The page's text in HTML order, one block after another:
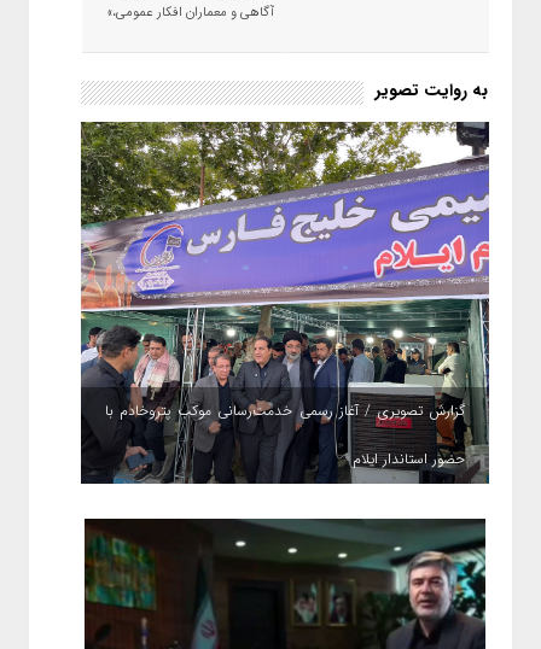
آگاهی و معماران افکار عمومی،»
به روایت تصویر
گزارش تصویری / آغاز رسمی خدمت‌رسانی موکب پتروخادم با
حضور استاندار ایلام